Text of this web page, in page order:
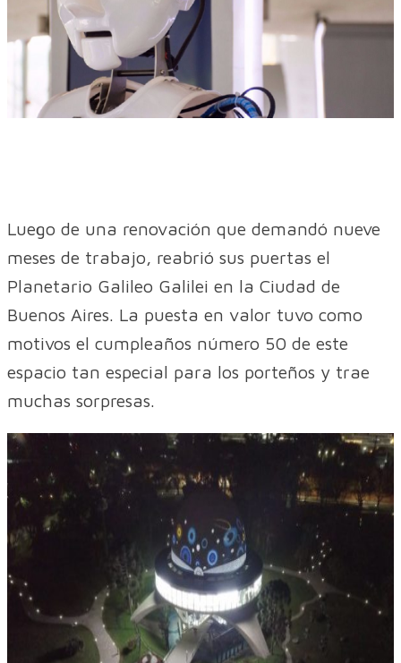
Luego de una renovación que demandó nueve
meses de trabajo, reabrió sus puertas el
Planetario Galileo Galilei en la Ciudad de
Buenos Aires. La puesta en valor tuvo como
motivos el cumpleaños número 50 de este
espacio tan especial para los porteños y trae
muchas sorpresas.